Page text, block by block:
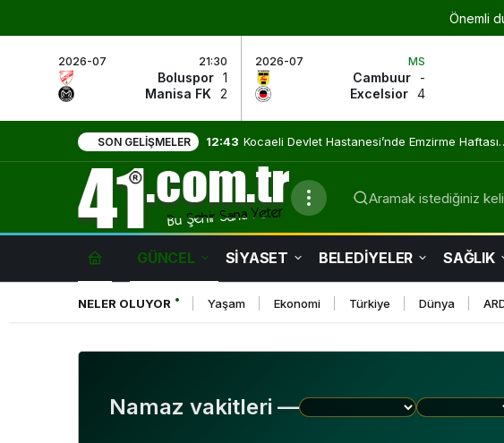
Önemli
2026-07 21:30
Boluspor 1
Manisa FK
2
2026-07 MS
Cambuur
-
Excelsior 4
SON GELIŞMELER 12:43 Kocaeli Devlet Hastanesi’nde Emzirme Haftası
Etkinliği
Aramak istediğiniz
GÜNCEL SİYASET BELEDİYELER SAĞLIK
NELER OLUYOR Yaşam Ekonomi Türkiye Dünya
Namaz vakitleri —